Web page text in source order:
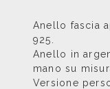
Anello fascia
925.
Anello in
mano su
Versione